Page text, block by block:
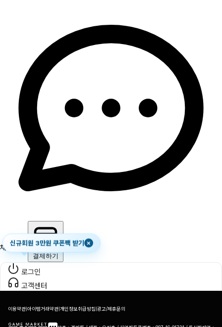
채팅하기
결제하기
로그인
신규회원 3만원 쿠폰팩 받기 ×
고객센터
이용약관|아이템거래약관|개인정보취급방침|광고/제휴문의